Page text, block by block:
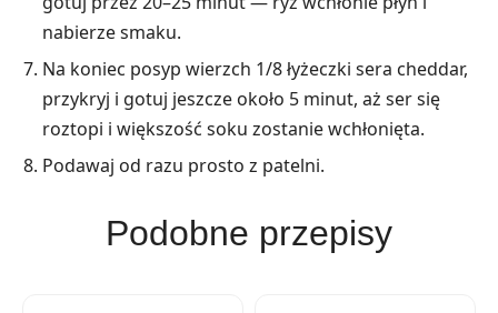
nabierze smaku.
Na koniec posyp wierzch 1/8 łyżeczki sera cheddar,
przykryj i gotuj jeszcze około 5 minut, aż ser się
roztopi i większość soku zostanie wchłonięta.
Podawaj od razu prosto z patelni.
Podobne przepisy